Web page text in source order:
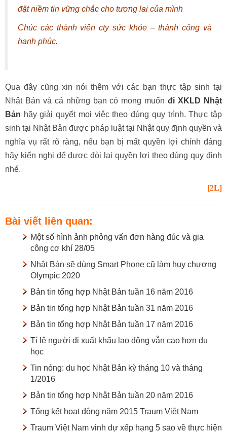
đặt niềm tin vững chắc cho tương lai của mình
Chúc các thành viên cty sức khỏe – thành công và
hạnh phúc.
Qua đây cũng xin nói thêm với các bạn thực tập sinh tại
Nhật Bản và cả những bạn có mong muốnđi XKLD Nhật
Bản hãy giải quyết mọi việc theo đúng quy trình. Thực tập
sinh tại Nhật Bản được pháp luật tại Nhật quy định quyền và
nghĩa vụ rất rõ ràng, nếu bạn bị mất quyền lợi chính đáng
hãy kiến nghị để được đòi lại quyền lợi theo đúng quy định
nhé.
[2L]
Bài viết liên quan:
Một số hình ảnh phỏng vấn đơn hàng đúc và gia
công cơ khí 28/05
Nhật Bản sẽ dùng Smart Phone cũ làm huy chương
Olympic 2020
Bản tin tổng hợp Nhật Bản tuần 16 năm 2016
Bản tin tổng hợp Nhật Bản tuần 31 năm 2016
Bản tin tổng hợp Nhật Bản tuần 17 năm 2016
Tỉ lệ người đi xuất khẩu lao động vẫn cao hơn du
học
Tin nóng: du học Nhật Bản kỳ tháng 10 và tháng
1/2016
Bản tin tổng hợp Nhật Bản tuần 20 năm 2016
Tổng kết hoạt động năm 2015 Traum Việt Nam
Traum Việt Nam vinh dự xếp hạng 5 sao về thực hiện